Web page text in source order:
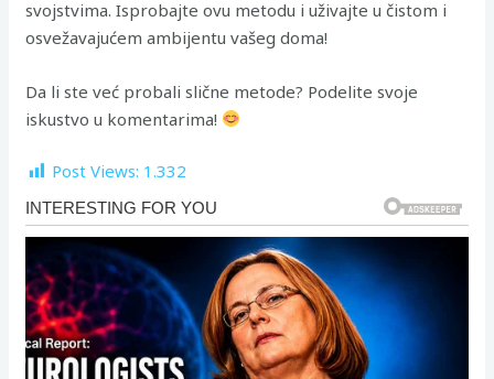
svojstvima. Isprobajte ovu metodu i uživajte u čistom i
osvežavajućem ambijentu vašeg doma!
Da li ste već probali slične metode? Podelite svoje
iskustvo u komentarima!
Post Views: 1.332